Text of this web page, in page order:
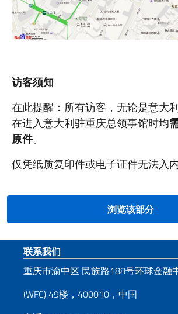
访客须知
在此提醒：所有访客，无论是意大
在进入意大利驻重庆总领事馆时均
原件。
仅凭纸质复印件或电子证件无法入内
浏览该部分
页脚部分
联系我们
重庆市渝中区 民族路188号环球金融
(WFC) 49楼，400010，中国